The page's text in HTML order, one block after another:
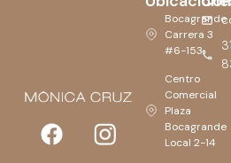
Bocagrande
Carrera 3
#6-153
Centro
Comercial
Plaza
Bocagrande
Local 2-14